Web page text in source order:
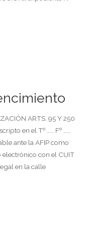
ARTS. 95 Y 250
en el Tº …… Fº ……
ante la AFIP como
electrónico con el CUIT
en la calle